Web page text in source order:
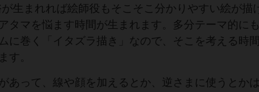
生まれれば絵師役もそこそこ分かりやすい絵が描
タマを悩ます時間が生まれます。多分テーマ的に
に巻く「イタズラ描き」なので、そこを考える時
す。
あって、線や顔を加えるとか、逆さまに使うとか